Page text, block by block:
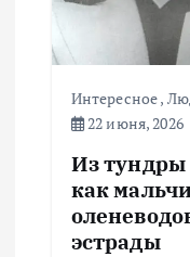
и
с
Интересное,
22 июня, 2026
Из тундры
как
эстрады